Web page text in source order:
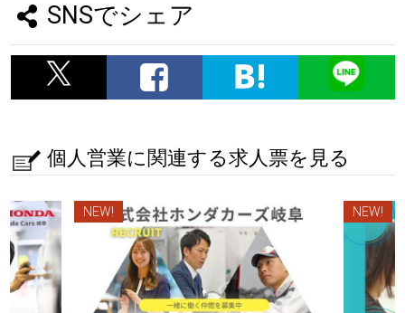
SNSでシェア
個人営業に関連する求人票を見る
NEW! NEW!